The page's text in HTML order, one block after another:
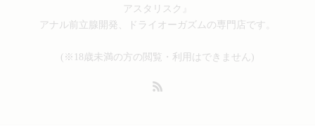
アスタリスク』
アナル前立腺開発、ドライオーガズムの専門店です。
(※18歳未満の方の閲覧・利用はできません)